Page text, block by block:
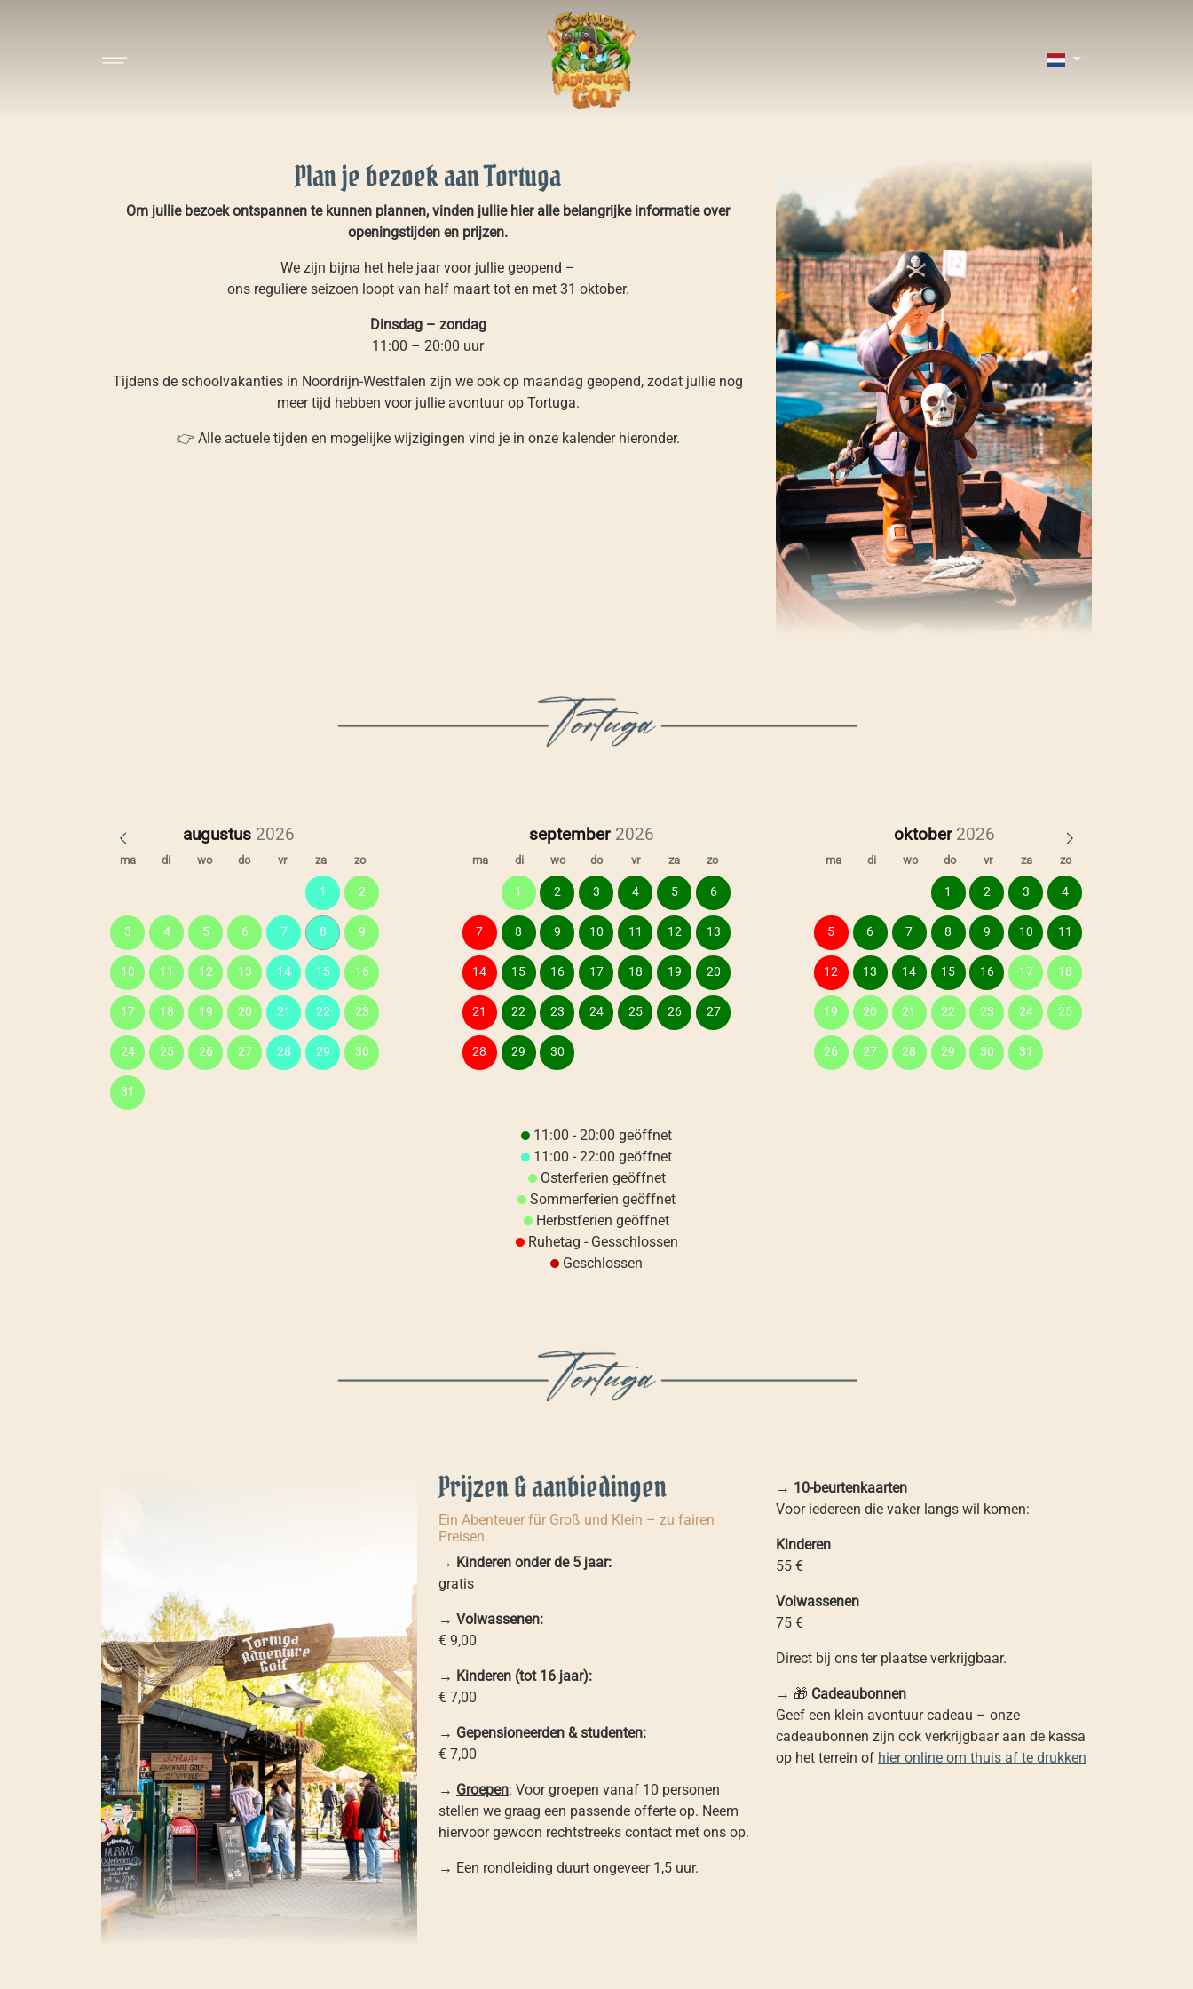
Plan je bezoek aan Tortuga
Om jullie bezoek ontspannen te kunnen plannen, vinden jullie hier alle belangrijke informatie over
openingstijden en prijzen.
We zijn bijna het hele jaar voor jullie geopend –
ons reguliere seizoen loopt van half maart tot en met 31 oktober.
Dinsdag – zondag
11:00 – 20:00 uur
Tijdens de schoolvakanties in Noordrijn-Westfalen zijn we ook op maandag geopend, zodat jullie nog
meer tijd hebben voor jullie avontuur op Tortuga.
👉 Alle actuele tijden en mogelijke wijzigingen vind je in onze kalender hieronder.
augustus september oktober
ma di wo do vr za zo ma di wo do vr za zo ma di wo do vr za zo
1 2
3 4 5 6 7 8 9
10 11 12 13 14 15 16
17 18 19 20 21 22 23
24 25 26 27 28 29 30
31
1 2 3 4 5 6
7 8 9 10 11 12 13
14 15 16 17 18 19 20
21 22 23 24 25 26 27
28 29 30
1 2 3 4
5 6 7 8 9 10 11
12 13 14 15 16 17 18
19 20 21 22 23 24 25
26 27 28 29 30 31
11:00 - 20:00 geöffnet
11:00 - 22:00 geöffnet
Osterferien geöffnet
Sommerferien geöffnet
Herbstferien geöffnet
Ruhetag - Gesschlossen
Geschlossen
Prijzen & aanbiedingen
Ein Abenteuer für Groß und Klein – zu fairen
Preisen.
→ Kinderen onder de 5 jaar:
gratis
→ Volwassenen:
€ 9,00
→ Kinderen (tot 16 jaar):
€ 7,00
→ Gepensioneerden & studenten:
€ 7,00
→ Groepen: Voor groepen vanaf 10 personen
stellen we graag een passende offerte op. Neem
hiervoor gewoon rechtstreeks contact met ons op.
→ Een rondleiding duurt ongeveer 1,5 uur.
→ 10-beurtenkaarten
Voor iedereen die vaker langs wil komen:
Kinderen
55 €
Volwassenen
75 €
Direct bij ons ter plaatse verkrijgbaar.
→ 🎁 Cadeaubonnen
Geef een klein avontuur cadeau – onze
cadeaubonnen zijn ook verkrijgbaar aan de kassa
op het terrein of hier online om thuis af te drukken